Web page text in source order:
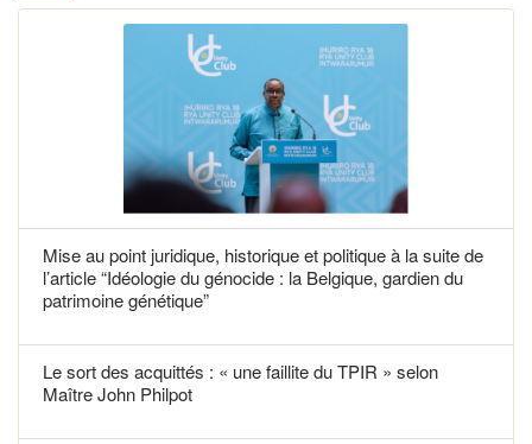
Mise au point juridique, historique et politique à la suite de
l’article “Idéologie du génocide : la Belgique, gardien du
patrimoine génétique”
Le sort des acquittés : « une faillite du TPIR » selon
Maître John Philpot